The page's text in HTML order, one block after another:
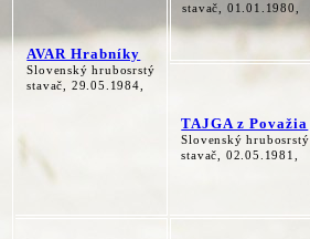
AVAR Hrabníky
Slovenský hrubosrstý
stavač, 29.05.1984,
stavač, 01.01.1980,
TAJGA z Považia
Slovenský hrubosrstý
stavač, 02.05.1981,